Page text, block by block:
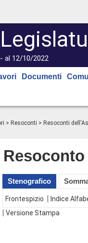
al 12/10/2022
Documenti
> Resoconti > Resoconti
Stenografico
Frontespizio
Indice
Versione Stampa